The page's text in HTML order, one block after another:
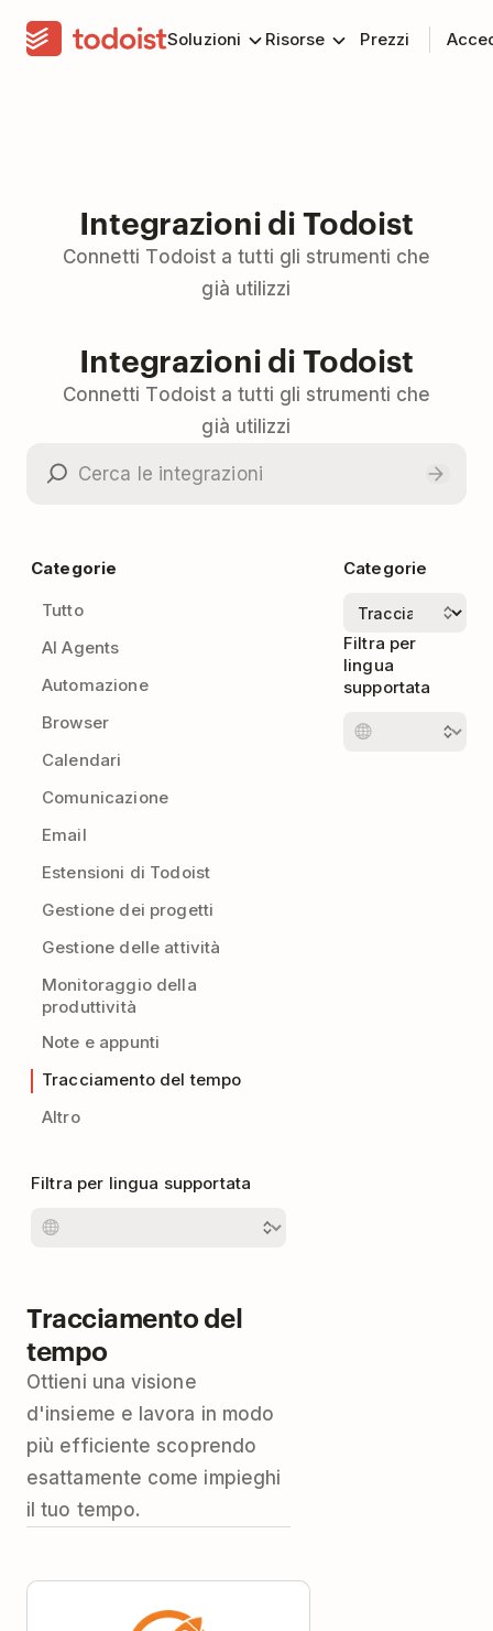
Soluzioni Risorse Prezzi
Integrazioni di Todoist
Connetti Todoist a tutti gli strumenti che
già utilizzi
Integrazioni di Todoist
Connetti Todoist a tutti gli strumenti che
già utilizzi
Categorie
Tutto
AI Agents
Automazione
Browser
Calendari
Comunicazione
Email
Estensioni di Todoist
Gestione dei progetti
Gestione delle attività
Monitoraggio della
produttività
Note e appunti
Tracciamento del tempo
Altro
Filtra per lingua supportata
Categorie
Filtra per
lingua
supportata
Tracciamento del
tempo
Ottieni una visione
d'insieme e lavora in modo
più efficiente scoprendo
esattamente come impieghi
il tuo tempo.